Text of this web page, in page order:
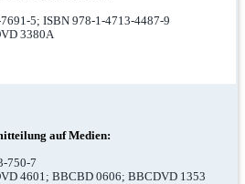
5; ISBN 978-1-4713-4487-9
3380A
auf Medien:
750-7
4601; BBCBD 0606; BBCDVD 1353